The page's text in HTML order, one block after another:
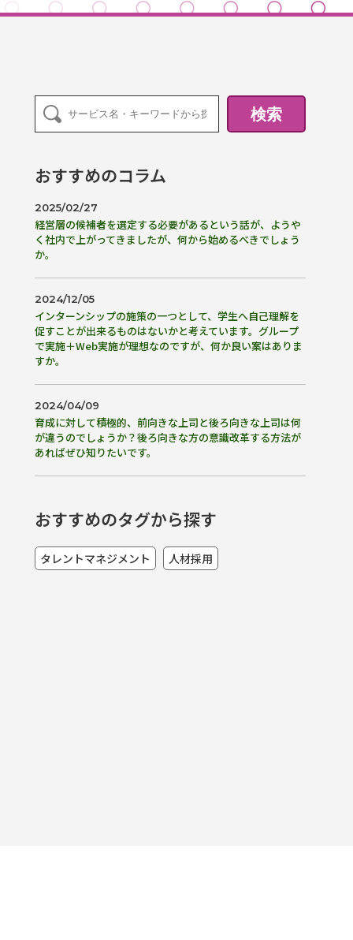
検索
おすすめのコラム
2025/02/27
経営層の候補者を選定する必要があるという話が、ようや
く社内で上がってきましたが、何から始めるべきでしょう
か。
2024/12/05
インターンシップの施策の一つとして、学生へ自己理解を
促すことが出来るものはないかと考えています。グループ
で実施＋Web実施が理想なのですが、何か良い案はありま
すか。
2024/04/09
育成に対して積極的、前向きな上司と後ろ向きな上司は何
が違うのでしょうか？後ろ向きな方の意識改革する方法が
あればぜひ知りたいです。
おすすめのタグから探す
タレントマネジメント 人材採用